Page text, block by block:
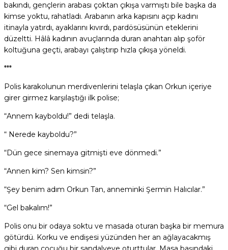
bakındı, gençlerin arabası çoktan çıkışa varmıştı bile başka da
kimse yoktu, rahatladı. Arabanın arka kapısını açıp kadını
itinayla yatırdı, ayaklarını kıvırdı, pardösüsünün eteklerini
düzeltti. Hâlâ kadının avuçlarında duran anahtarı alıp şoför
koltuğuna geçti, arabayı çalıştırıp hızla çıkışa yöneldi.
***
Polis karakolunun merdivenlerini telaşla çıkan Orkun içeriye
girer girmez karşılaştığı ilk polise;
“Annem kayboldu!” dedi telaşla.
“ Nerede kayboldu?”
“Dün gece sinemaya gitmişti eve dönmedi.”
“Annen kim? Sen kimsin?”
“Şey benim adım Orkun Tan, anneminki Şermin Halıcılar.”
“Gel bakalım!”
Polis onu bir odaya soktu ve masada oturan başka bir memura
götürdü. Korku ve endişesi yüzünden her an ağlayacakmış